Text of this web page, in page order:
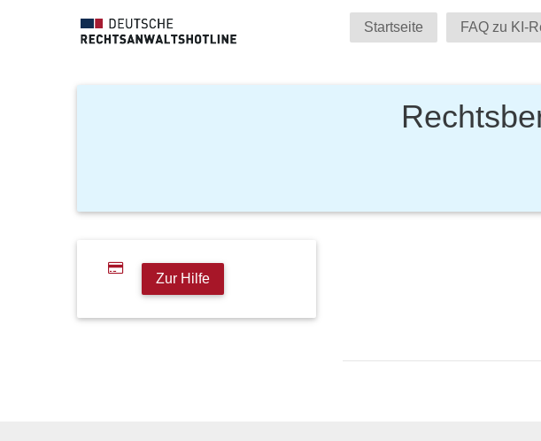
Startseite FAQ zu KI-
Zur Hilfe